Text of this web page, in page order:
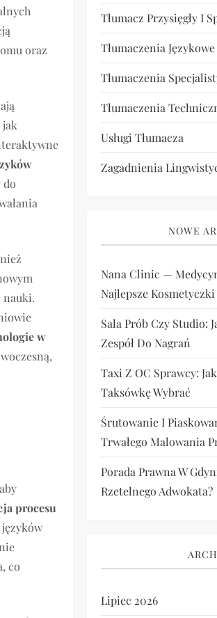
oraz
do
nauki.
w
procesu
co
Tłumacz Przysięgły I
Tłumaczenia Językowe
Tłumaczenia
Tłumaczenia
Usługi Tłumacza
Zagadnienia
NOWE
Nana Clinic —
Najlepsze Kosmetyczki
Sala Prób Czy Studio:
Zespół Do Nagrań
Taxi Z OC Sprawcy:
Taksówkę Wybrać
Śrutowanie I
Trwałego Malowania
Porada Prawna W
Rzetelnego Adwokata?
Lipiec 2026